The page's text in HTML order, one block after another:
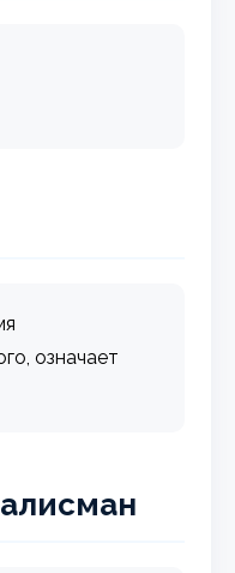
означает